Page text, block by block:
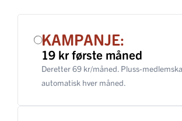
KAMPANJE:
19 kr første måned
Deretter 69 kr/måned. Pluss-
automatisk hver måned.